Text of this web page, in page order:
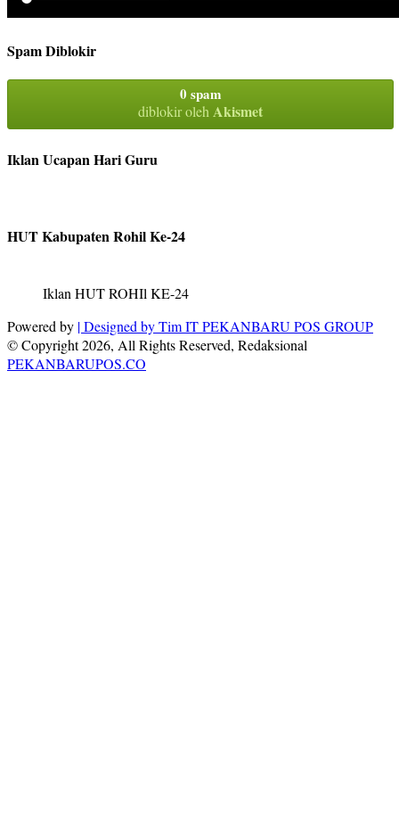
Spam Diblokir
0 spam
diblokir olehAkismet
Iklan Ucapan Hari Guru
HUT Kabupaten Rohil Ke-24
Iklan HUT ROHIl KE-24
Powered by | Designed byTim IT PEKANBARU POS GROUP
© Copyright 2026, All Rights Reserved, Redaksional
PEKANBARUPOS.CO